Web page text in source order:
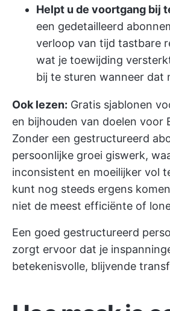
Helpt u de voortgang bij
een gedetailleerd
verloop van tijd tastbare
wat je toewijding
bij te sturen wanneer dat
Ook lezen: Gratis sjablonen
en bijhouden van doelen voor
Zonder een gestructureerd
persoonlijke groei giswerk,
inconsistent en moeilijker vol
kunt nog steeds ergens
niet de meest efficiënte of
Een goed gestructureerd
zorgt ervoor dat je
betekenisvolle, blijvende